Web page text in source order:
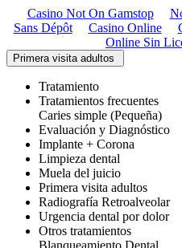
Casino Not On Gamstop
Sans Dépôt
Casino Online
Online Sin
Primera visita adultos
Tratamiento
Tratamientos frecuentes
Caries simple (Pequeña)
Evaluación y Diagnóstico
Implante + Corona
Limpieza dental
Muela del juicio
Primera visita adultos
Radiografía Retroalveolar
Urgencia dental por dolor
Otros tratamientos
Blanqueamiento Dental